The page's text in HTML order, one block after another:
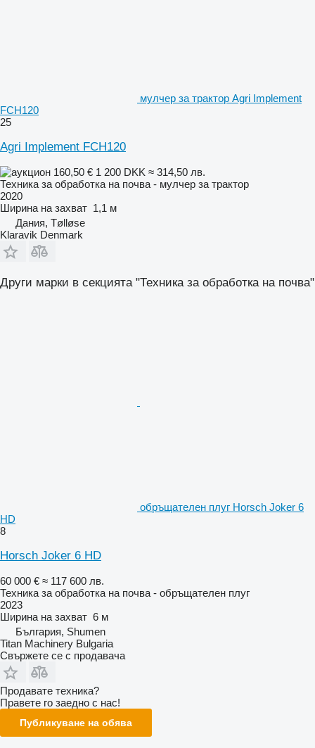
мулчер за трактор Agri Implement
FCH120
25
Agri Implement FCH120
160,50 € 1 200 DKK ≈ 314,50 лв.
Техника за обработка на почва - мулчер за трактор
2020
Ширина на захват 1,1 м
Дания, Tølløse
Klaravik Denmark
Други марки в секцията "Техника за обработка на почва"
обръщателен плуг Horsch Joker 6
HD
8
Horsch Joker 6 HD
60 000 € ≈ 117 600 лв.
Техника за обработка на почва - обръщателен плуг
2023
Ширина на захват 6 м
България, Shumen
Titan Machinery Bulgaria
Свържете се с продавача
Продавате техника?
Правете го заедно с нас!
Публикуване на обява